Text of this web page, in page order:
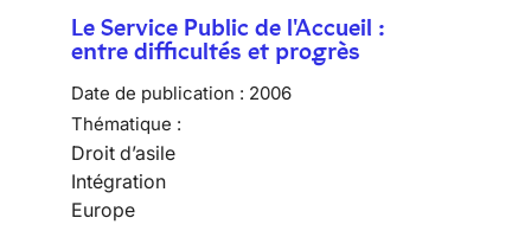
Le Service Public de l'Accueil :
entre difficultés et progrès
Date de publication : 2006
Thématique :
Droit d’asile
Intégration
Europe